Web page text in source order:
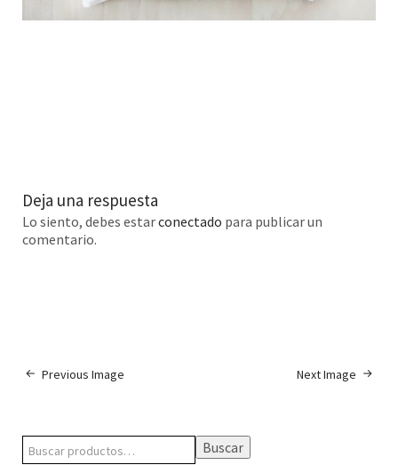
Deja una respuesta
Lo siento, debes estarconectado para publicar un
comentario.
Next Image
Previous Image
Buscar